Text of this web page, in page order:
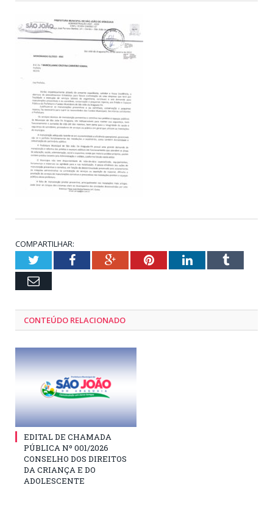
COMPARTILHAR:
TwitterFacebookGoogle+PinterestLinkedInTumblr
Email
CONTEÚDO RELACIONADO
EDITAL DE CHAMADA
PÚBLICA Nº 001/2026
CONSELHO DOS DIREITOS
DA CRIANÇA E DO
ADOLESCENTE